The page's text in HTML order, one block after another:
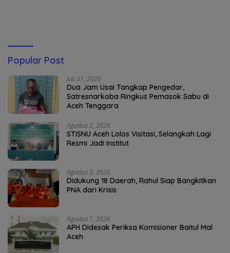
Popular Post
Juli 31, 2026
Dua Jam Usai Tangkap Pengedar,
Satresnarkoba Ringkus Pemasok Sabu di
Aceh Tenggara
Agustus 2, 2026
STISNU Aceh Lolos Visitasi, Selangkah Lagi
Resmi Jadi Institut
Agustus 3, 2026
Didukung 18 Daerah, Rahul Siap Bangkitkan
PNA dari Krisis
Agustus 1, 2026
APH Didesak Periksa Komisioner Baitul Mal
Aceh